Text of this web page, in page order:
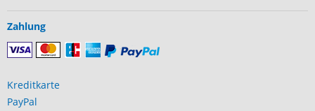
Zahlung
Kreditkarte
PayPal